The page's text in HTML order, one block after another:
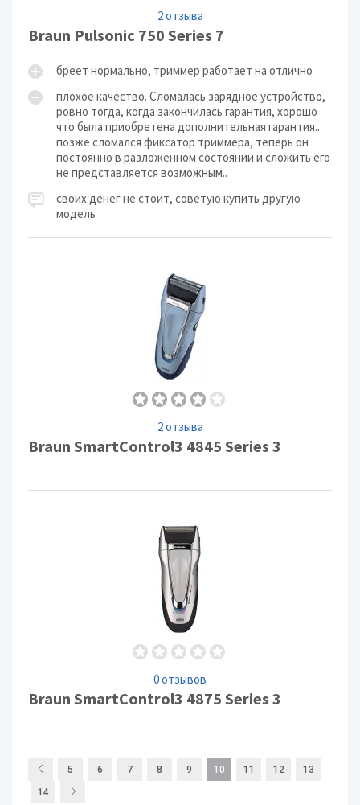
2 отзыва
Braun Pulsonic 750 Series 7
бреет нормально, триммер работает на отлично
плохое качество. Сломалась зарядное устройство,
ровно тогда, когда закончилась гарантия, хорошо
что была приобретена дополнительная гарантия..
позже сломался фиксатор триммера, теперь он
постоянно в разложенном состоянии и сложить его
не представляется возможным..
своих денег не стоит, советую купить другую
модель
2 отзыва
Braun SmartControl3 4845 Series 3
0 отзывов
Braun SmartControl3 4875 Series 3
5 6 7 8 9 10 11 12
13
14